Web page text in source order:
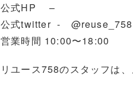
公式HP –
公式twitter - @reuse_758
営業時間 10:00〜18:00
リユース758のスタッフは